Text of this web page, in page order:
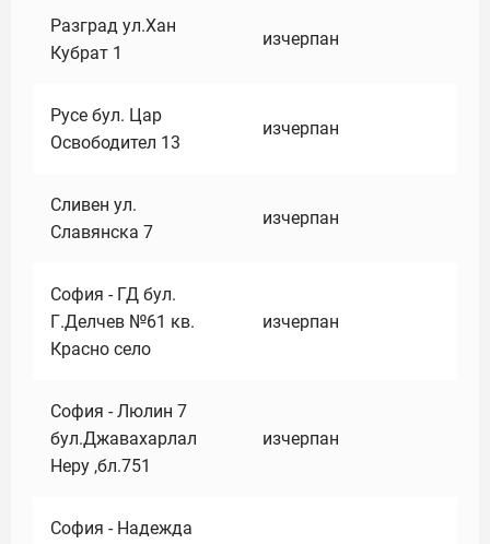
Разград ул.Хан
Кубрат 1
изчерпан
Русе бул. Цар
Освободител 13
изчерпан
Сливен ул.
Славянска 7
изчерпан
София - ГД бул.
Г.Делчев №61 кв.
Красно село
изчерпан
София - Люлин 7
бул.Джавахарлал
Неру ,бл.751
изчерпан
София - Надежда